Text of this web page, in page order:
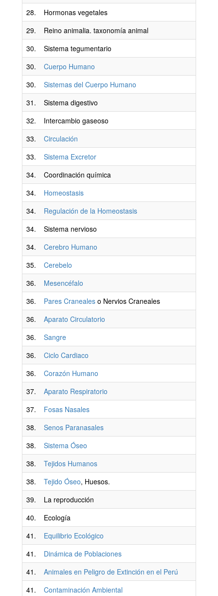
28.
Hormonas vegetales
29.
Reino animalia. taxonomía animal
30.
Sistema tegumentario
30.
Cuerpo Humano
30.
Sistemas del Cuerpo Humano
31.
Sistema digestivo
32.
Intercambio gaseoso
33.
Circulación
33.
Sistema Excretor
34.
Coordinación química
34.
Homeostasis
34.
Regulación de la Homeostasis
34.
Sistema nervioso
34.
Cerebro Humano
35.
Cerebelo
36.
Mesencéfalo
36.
Pares Craneales o Nervios Craneales
36.
Aparato Circulatorio
36.
Sangre
36.
Ciclo Cardiaco
36.
Corazón Humano
37.
Aparato Respiratorio
37.
Fosas Nasales
38.
Senos Paranasales
38.
Sistema Óseo
38.
Tejidos Humanos
38.
Tejido Óseo, Huesos.
39.
La reproducción
40.
Ecología
41.
Equilibrio Ecológico
41.
Dinámica de Poblaciones
41.
Animales en Peligro de Extinción en el Perú
41.
Contaminación Ambiental